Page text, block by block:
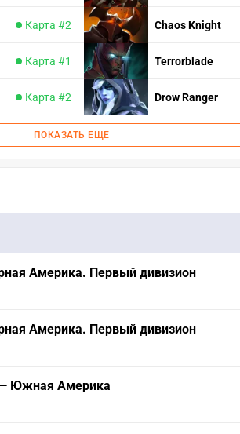
Карта #2 Chaos Knight
Карта #1 Terrorblade
Карта #2 Drow Ranger
ПОКАЗАТЬ ЕЩЕ
Америка. Первый дивизион
Америка. Первый дивизион
— Южная Америка